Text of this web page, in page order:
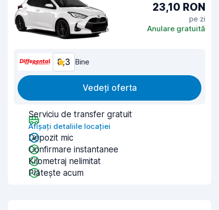
23,10 RON
pe zi
Anulare gratuită
8,3 Bine
Vedeți oferta
Serviciu de transfer gratuit
Afișați detaliile locației
Depozit mic
Confirmare instantanee
Kilometraj nelimitat
Plătește acum